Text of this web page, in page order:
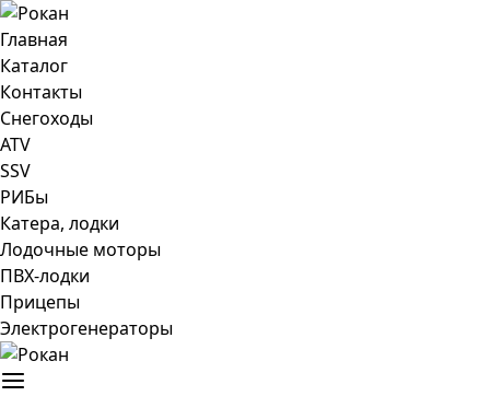
Главная
Каталог
Контакты
Снегоходы
ATV
SSV
РИБы
Катера, лодки
Лодочные моторы
ПВХ-лодки
Прицепы
Электрогенераторы